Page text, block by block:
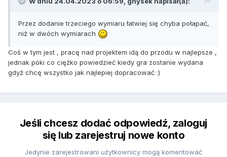
Przez dodanie trzeciego wymiaru łatwiej się chyba połapać,
niż w dwóch wymiarach
Coś w tym jest , pracę nad projektem idą do przodu w najlepsze ,
jednak póki co ciężko powiedzieć kiedy gra zostanie wydana
gdyż chcę wszystko jak najlepiej dopracować :)
Jeśli chcesz dodać odpowiedź, zaloguj
się lub zarejestruj nowe konto
Jedynie zarejestrowani użytkownicy mogą komentować